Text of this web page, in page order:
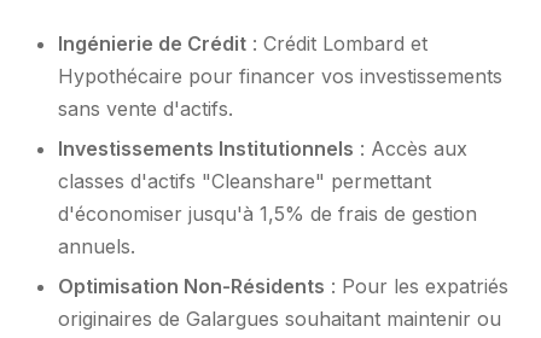
Ingénierie de Crédit : Crédit Lombard et
Hypothécaire pour financer vos investissements
sans vente d'actifs.
Investissements Institutionnels : Accès aux
classes d'actifs "Cleanshare" permettant
d'économiser jusqu'à 1,5% de frais de gestion
annuels.
Optimisation Non-Résidents : Pour les expatriés
originaires de Galargues souhaitant maintenir ou